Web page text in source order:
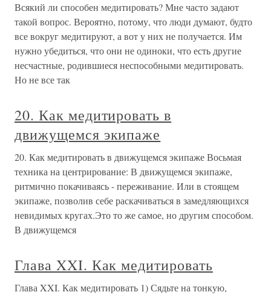
Всякий ли способен медитировать? Мне часто задают
такой вопрос. Вероятно, потому, что люди думают, будто
все вокруг медитируют, а вот у них не получается. Им
нужно убедиться, что они не одиноки, что есть другие
несчастные, родившиеся неспособными медитировать.
Но не все так
20. Как медитировать в
движущемся экипаже
20. Как медитировать в движущемся экипаже Восьмая
техника на центрирование: В движущемся экипаже,
ритмично покачиваясь - переживание. Или в стоящем
экипаже, позволив себе раскачиваться в замедляющихся
невидимых кругах.Это то же самое, но другим способом.
В движущемся
Глава XXI. Как медитировать
Глава XXI. Как медитировать 1) Сядьте на тонкую,